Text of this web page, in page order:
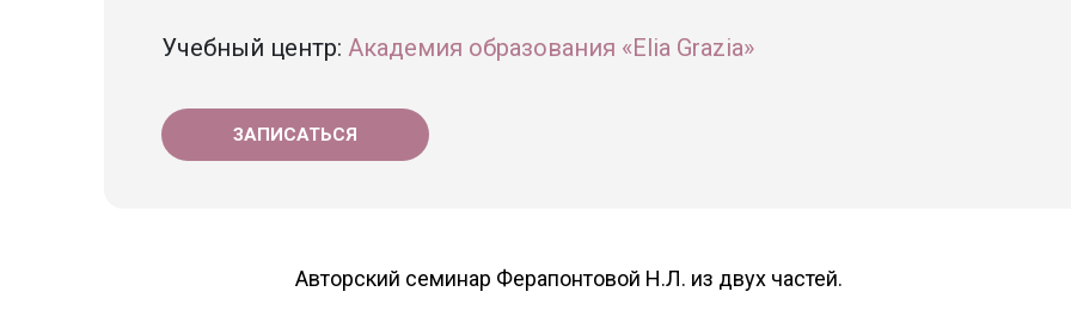
Учебный центр: Академия образования «Elia Grazia»
ЗАПИСАТЬСЯ
Авторский семинар Ферапонтовой Н.Л. из двух частей.